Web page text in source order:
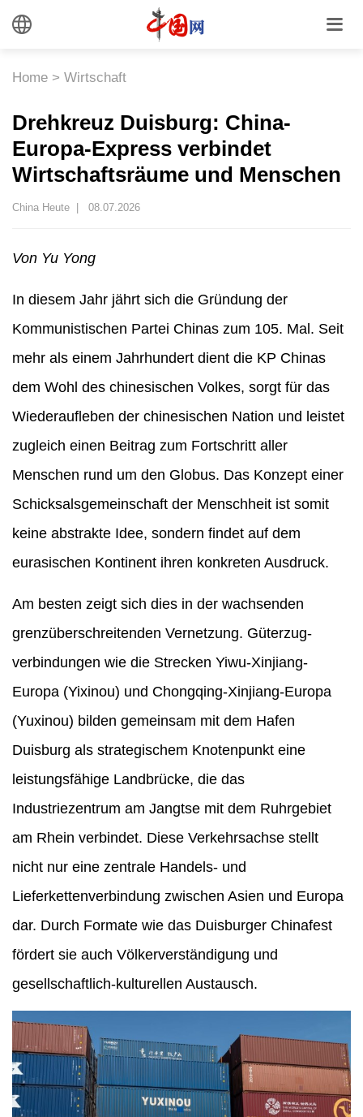
Home > Wirtschaft
Drehkreuz Duisburg: China-
Europa-Express verbindet
Wirtschaftsräume und Menschen
China Heute | 08.07.2026
Von Yu Yong
In diesem Jahr jährt sich die Gründung der
Kommunistischen Partei Chinas zum 105. Mal. Seit
mehr als einem Jahrhundert dient die KP Chinas
dem Wohl des chinesischen Volkes, sorgt für das
Wiederaufleben der chinesischen Nation und leistet
zugleich einen Beitrag zum Fortschritt aller
Menschen rund um den Globus. Das Konzept einer
Schicksalsgemeinschaft der Menschheit ist somit
keine abstrakte Idee, sondern findet auf dem
eurasischen Kontinent ihren konkreten Ausdruck.
Am besten zeigt sich dies in der wachsenden
grenzüberschreitenden Vernetzung. Güterzug-
verbindungen wie die Strecken Yiwu-Xinjiang-
Europa (Yixinou) und Chongqing-Xinjiang-Europa
(Yuxinou) bilden gemeinsam mit dem Hafen
Duisburg als strategischem Knotenpunkt eine
leistungsfähige Landbrücke, die das
Industriezentrum am Jangtse mit dem Ruhrgebiet
am Rhein verbindet. Diese Verkehrsachse stellt
nicht nur eine zentrale Handels- und
Lieferkettenverbindung zwischen Asien und Europa
dar. Durch Formate wie das Duisburger Chinafest
fördert sie auch Völkerverständigung und
gesellschaftlich-kulturellen Austausch.